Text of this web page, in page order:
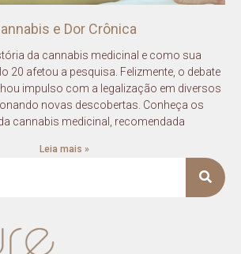
e Dor Crônica
da cannabis medicinal e como sua
20 afetou a pesquisa. Felizmente, o debate
impulso com a legalização em diversos
novas descobertas. Conheça os
cannabis medicinal, recomendada
Leia mais »